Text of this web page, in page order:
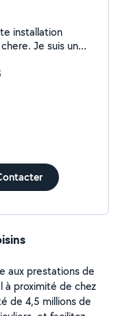
installation
Je suis un
aux prestations de
à proximité de chez
de 4,5 millions de